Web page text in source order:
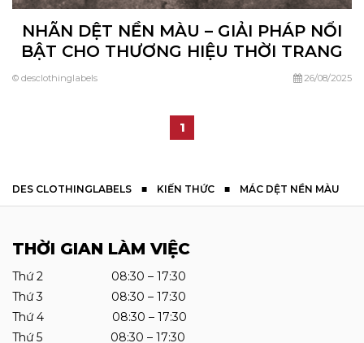
NHÃN DỆT NỀN MÀU – GIẢI PHÁP NỔI
BẬT CHO THƯƠNG HIỆU THỜI TRANG
© desclothinglabels 26/08/2025
1
DES CLOTHINGLABELS ■ KIẾN THỨC ■ MÁC DỆT NỀN MÀU
THỜI GIAN LÀM VIỆC
Thứ 2 08:30 – 17:30
Thứ 3 08:30 – 17:30
Thứ 4 08:30 – 17:30
Thứ 5 08:30 – 17:30